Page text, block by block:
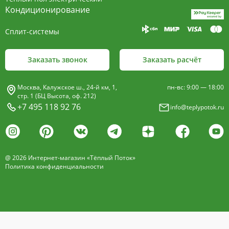
пластины, покрыт износостойким порошковым
покрытием чёрного цвета.
- изготавливается двух типов: рулонная и
анодированный алюминий четырёх цветов -
золото, бронза, чёрный, серебро (без доплат)
дерево – дуб натуральный
нержавеющая сталь
Кондиционирование
Сплит-системы
Заказать звонок Заказать расчёт
Москва, Калужское ш., 24-й км, 1,
стр. 1 (БЦ Высота, оф. 212)
+7 495 118 92 76
пн-вс: 9:00 — 18:00
info@teplypotok.ru
@ 2026 Интернет-магазин «Тёплый Поток»
Политика конфиденциальности